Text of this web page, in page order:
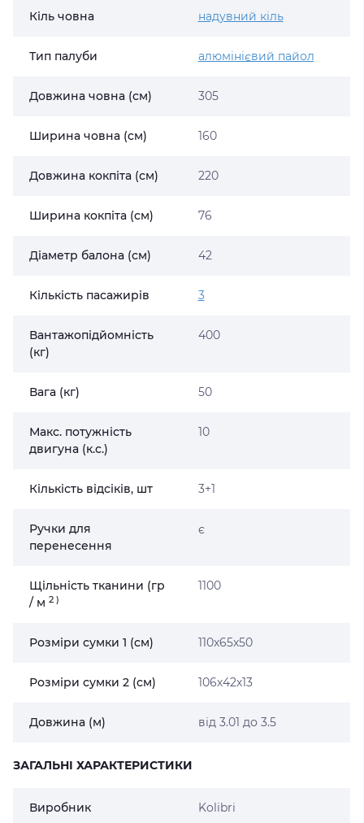
Кіль човна надувний кіль
Тип палуби алюмінієвий пайол
Довжина човна (см) 305
Ширина човна (см) 160
Довжина кокпіта (см) 220
Ширина кокпіта (см) 76
Діаметр балона (см) 42
Кількість пасажирів 3
Вантажопідйомність
(кг)
400
Вага (кг) 50
Макс. потужність
двигуна (к.с.)
10
Кількість відсіків, шт 3+1
Ручки для
перенесення
є
Щільність тканини (гр
/ м 2 )
1100
Розміри сумки 1 (см) 110х65х50
Розміри сумки 2 (см) 106х42х13
Довжина (м) від 3.01 до 3.5
ЗАГАЛЬНІ ХАРАКТЕРИСТИКИ
Виробник Kolibri